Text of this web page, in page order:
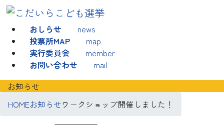
コ
ン
ス
キ
ナ
ビ
ン
に
おしらせ news
投票所MAP map
実行委員会 member
お問い合わせ mail
お知らせ
HOMEお知らせワークショップ開催しました！